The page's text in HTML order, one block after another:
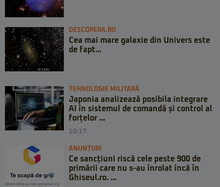
DESCOPERA.RO
Cea mai mare galaxie din Univers este
de fapt...
TEHNOLOGIE MILITARĂ
Japonia analizează posibila integrare
AI în sistemul de comandă și control al
forțelor ...
10:17
ANUNȚURI
Ce sancțiuni riscă cele peste 900 de
primării care nu s-au înrolat încă în
Ghiseul.ro. ...